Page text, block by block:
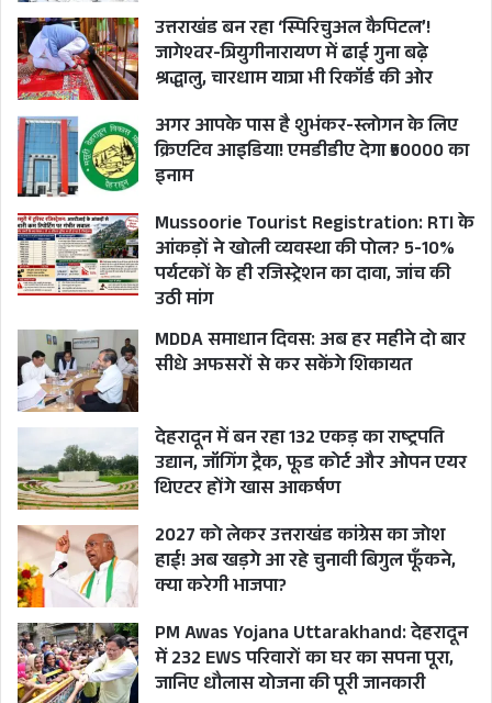
उत्तराखंड बन रहा ‘स्पिरिचुअल कैपिटल’!
जागेश्वर-त्रियुगीनारायण में ढाई गुना बढ़े
श्रद्धालु, चारधाम यात्रा भी रिकॉर्ड की ओर
अगर आपके पास है शुभंकर-स्लोगन के लिए
क्रिएटिव आइडिया! एमडीडीए देगा ₹50000 का
इनाम
Mussoorie Tourist Registration: RTI के
आंकड़ों ने खोली व्यवस्था की पोल? 5-10%
पर्यटकों के ही रजिस्ट्रेशन का दावा, जांच की
उठी मांग
MDDA समाधान दिवस: अब हर महीने दो बार
सीधे अफसरों से कर सकेंगे शिकायत
देहरादून में बन रहा 132 एकड़ का राष्ट्रपति
उद्यान, जॉगिंग ट्रैक, फूड कोर्ट और ओपन एयर
थिएटर होंगे खास आकर्षण
2027 को लेकर उत्तराखंड कांग्रेस का जोश
हाई! अब खड़गे आ रहे चुनावी बिगुल फूँकने,
क्या करेगी भाजपा?
PM Awas Yojana Uttarakhand: देहरादून
में 232 EWS परिवारों का घर का सपना पूरा,
जानिए धौलास योजना की पूरी जानकारी